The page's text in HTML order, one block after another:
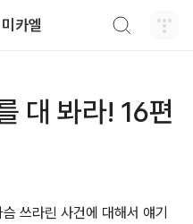
카엘
대 봐라! 16편
쓰라린 사건에 대해서 얘기